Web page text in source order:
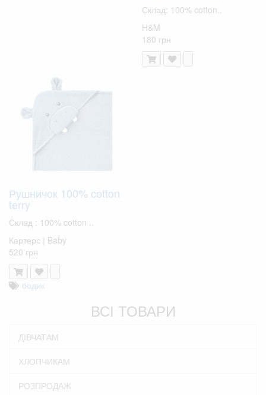
Склад: 100% cotton..
H&M
180 грн
Рушничок 100% cotton
terry
Склад : 100% cotton ..
Картерс | Baby
520 грн
бодик
ВСІ ТОВАРИ
ДІВЧАТАМ
ХЛОПЧИКАМ
РОЗПРОДАЖ